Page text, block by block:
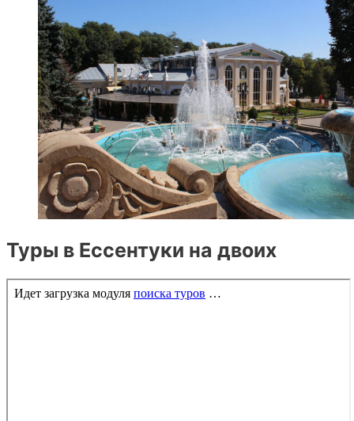
Туры в Ессентуки на двоих